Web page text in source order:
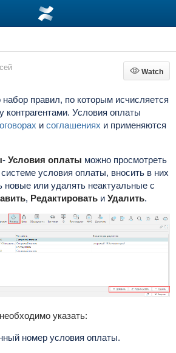
Watch
Watch
правил, по которым исчисляется
контрагентами. Условия оплаты
и соглашениях и применяются
- Условия оплаты можно просмотреть
условия оплаты, вносить в них
новые или удалять неактуальные с
, Редактировать и Удалить.
указать:
номер условия оплаты.